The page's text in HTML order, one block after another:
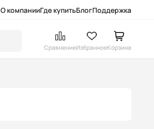
О компанииГде купитьБлогПоддержка
СравнениеИзбранноеКорзина